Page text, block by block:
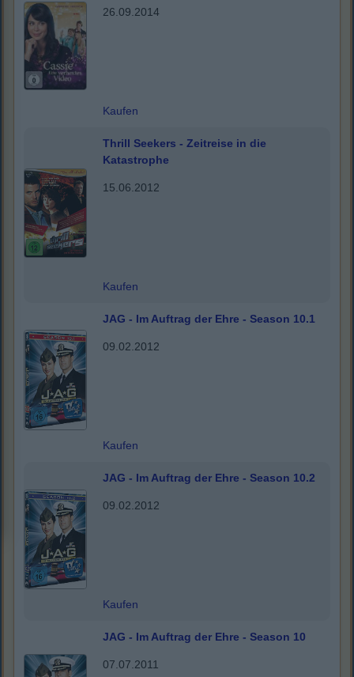
26.09.2014
Kaufen
Thrill Seekers - Zeitreise in die
Katastrophe
15.06.2012
Kaufen
JAG - Im Auftrag der Ehre - Season 10.1
09.02.2012
Kaufen
JAG - Im Auftrag der Ehre - Season 10.2
09.02.2012
Kaufen
JAG - Im Auftrag der Ehre - Season 10
07.07.2011